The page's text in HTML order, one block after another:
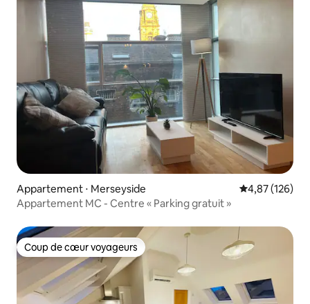
Appartement ⋅ Merseyside Évaluation
4,87 (126)
Appartement MC - Centre « Parking gratuit »
Coup de cœur voyageurs
Coup de cœur voyageurs